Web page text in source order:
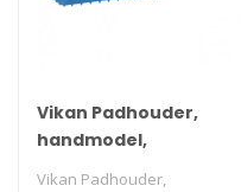
Vikan Padhouder,
handmodel,
Vikan Padhouder,